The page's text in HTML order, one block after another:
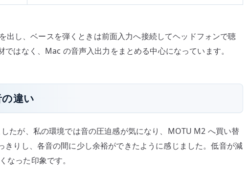
出し、ベースを弾くときは前面入力へ接続してヘッドフォンで聴
はなく、Mac の音声入出力をまとめる中心になっています。
違い
したが、私の環境では音の圧迫感が気になり、MOTU M2 へ買い替
きりし、各音の間に少し余裕ができたように感じました。低音が減
なった印象です。